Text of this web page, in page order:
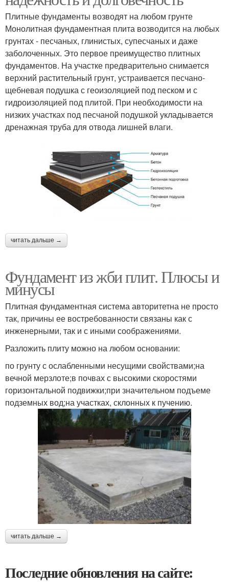
Плитные фундаменты возводят на любом грунте
Монолитная фундаментная плита возводится на любых
грунтах - песчаных, глинистых, супесчаных и даже
заболоченных. Это первое преимущество плитных
фундаментов. На участке предварительно снимается
верхний растительный грунт, устраивается песчано-
щебневая подушка с геоизоляцией под песком и с
гидроизоляцией под плитой. При необходимости на
низких участках под песчаной подушкой укладывается
дренажная труба для отвода лишней влаги.
читать дальше →
Фундамент из жби плит. Плюсы и
минусы
Плитная фундаментная система авторитетна не просто
так, причины ее востребованности связаны как с
инженерными, так и с иными соображениями.
Разложить плиту можно на любом основании:
по грунту с ослабленными несущими свойствами;на
вечной мерзлоте;в почвах с высокими скоростями
горизонтальной подвижки;при значительном подъеме
подземных вод;на участках, склонных к пучению.
читать дальше →
Последние обновления на сайте: